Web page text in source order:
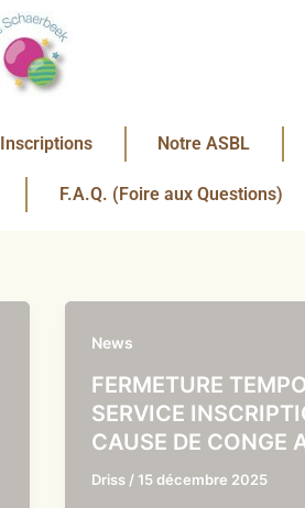
Inscriptions Notre ASBL
F.A.Q. (Foire aux Questions)
News
FERMETURE
SERVICE
CAUSE DE CONGE
Driss / 15 décembre 2025